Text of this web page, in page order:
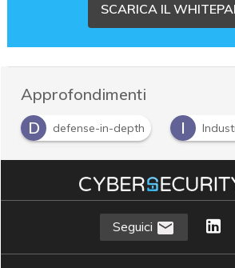
SCARICA IL
Approfondimenti
D
defense-in-depth I
R Risk Management
Seguici